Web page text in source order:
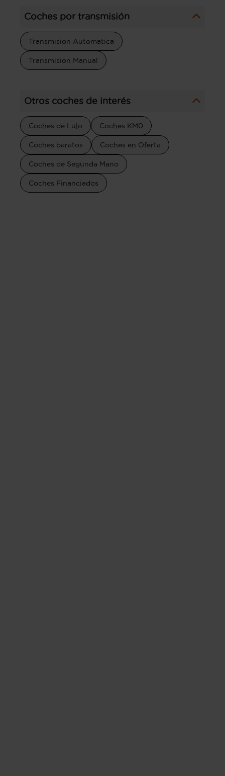
Coches por transmisión
Transmision Automatica
Transmision Manual
Otros coches de interés
Coches de Lujo Coches KM0
Coches baratos Coches en Oferta
Coches de Segunda Mano
Coches Financiados